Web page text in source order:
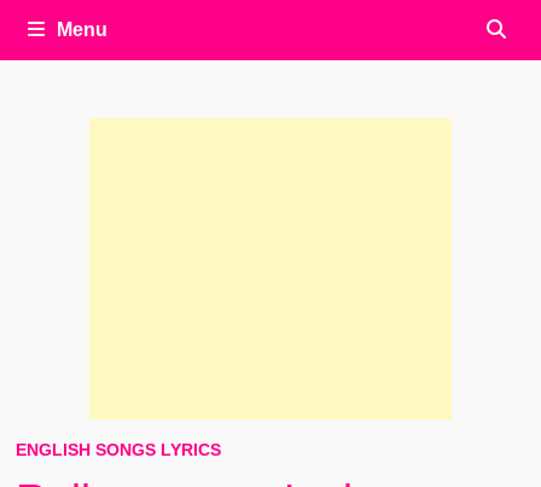
Menu
ENGLISH SONGS LYRICS